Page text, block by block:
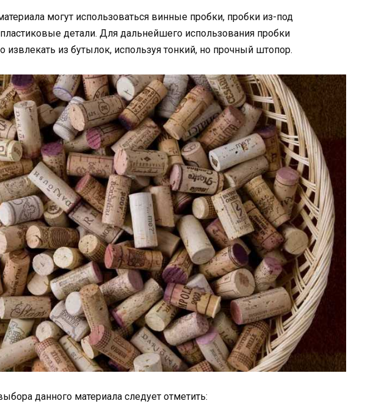
могут использоваться винные пробки, пробки из-под
детали. Для дальнейшего использования пробки
извлекать из бутылок, используя тонкий, но прочный штопор.
данного материала следует отметить: